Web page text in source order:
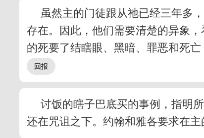
虽然主的门徒跟从祂已经三年多
存在。因此，他们需要清楚的异象
的死要了结瞎眼、黑暗、罪恶和死
讨饭的瞎子巴底买的事例，指明
还在咒诅之下。约翰和雅各要求在